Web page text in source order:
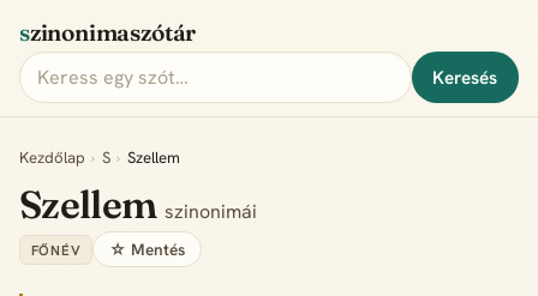
szinonimaszótár
Keresés
Kezdőlap › S › Szellem
Szellem szinonimái
FŐNÉV ☆ Mentés